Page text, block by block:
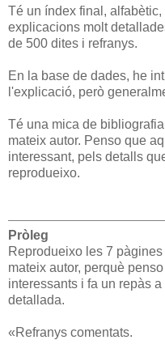
Té un índex final,
explicacions molt
de 500 dites i refranys.
En la base de dades, he
l'explicació, però
Té una mica de
mateix autor. Penso que
interessant, pels detalls
reprodueixo.
Pròleg
Reprodueixo les 7
mateix autor, perquè
interessants i fa un repàs
detallada.
«Refranys comentats.